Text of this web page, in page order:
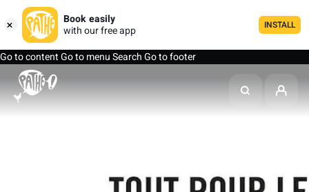
Book easily
with our free app
INSTALL
Go to contentGo to menuSearchGo to footer